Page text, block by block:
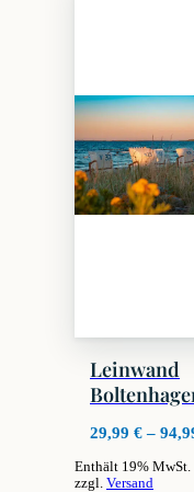
Leinwand
29,99 € –
Enthält 19% MwSt.
zzgl. Versand